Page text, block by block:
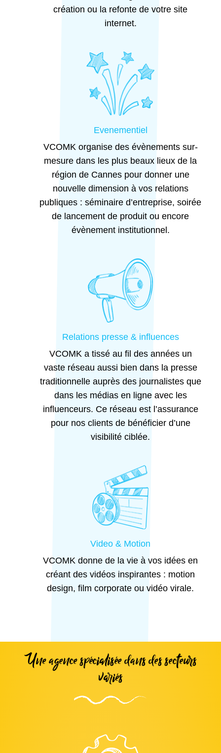
création ou la refonte de votre site
internet.
Evenementiel
VCOMK organise des évènements sur-
mesure dans les plus beaux lieux de la
région de Cannes pour donner une
nouvelle dimension à vos relations
publiques : séminaire d’entreprise, soirée
de lancement de produit ou encore
évènement institutionnel.
Relations presse & influences
VCOMK a tissé au fil des années un
vaste réseau aussi bien dans la presse
traditionnelle auprès des journalistes que
dans les médias en ligne avec les
influenceurs. Ce réseau est l’assurance
pour nos clients de bénéficier d’une
visibilité ciblée.
Video & Motion
VCOMK donne de la vie à vos idées en
créant des vidéos inspirantes : motion
design, film corporate ou vidéo virale.
Une agence spécialisée dans des secteurs
variés